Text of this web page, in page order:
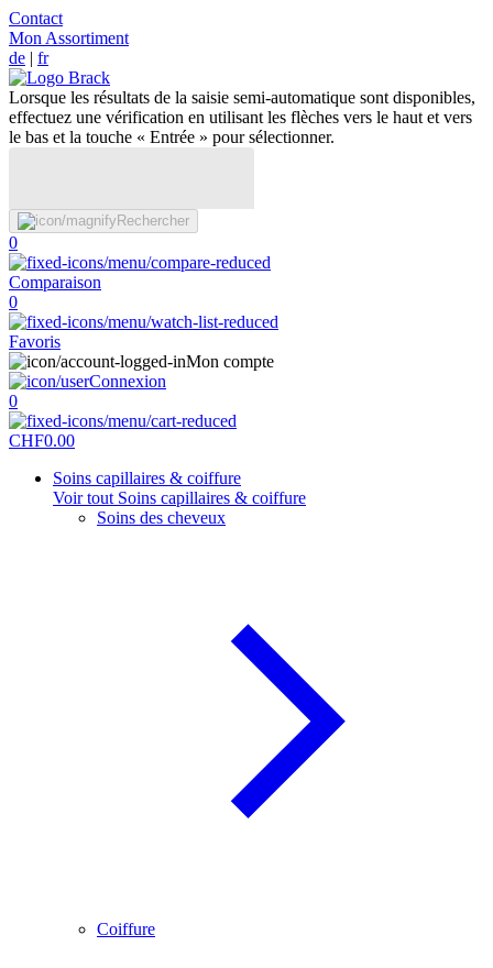
Contact
Mon Assortiment
de | fr
Lorsque les résultats de la saisie semi-automatique sont disponibles,
effectuez une vérification en utilisant les flèches vers le haut et vers
le bas et la touche « Entrée » pour sélectionner.
Rechercher
0
Comparaison
0
Favoris
Mon compte
Connexion
0
CHF0.00
Soins capillaires & coiffure
Voir tout Soins capillaires & coiffure
Soins des cheveux
Coiffure